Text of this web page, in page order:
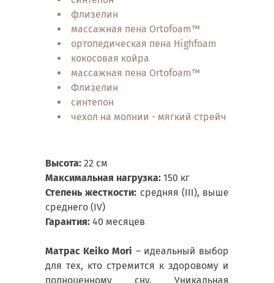
флизелин
массажная пена Ortofoam™
ортопедическая пена Highfoam
кокосовая койра
массажная пена Ortofoam™
Флизелин
синтепон
чехол на молнии - мягкий стрейч Q-
Высота: 22 см
Максимальная нагрузка: 150 кг
Степень жесткости: средняя (III), выше
среднего (IV)
Гарантия: 40 месяцев
Матрас Keiko Mori – идеальный выбор
для тех, кто стремится к здоровому и
полноценному сну. Уникальная